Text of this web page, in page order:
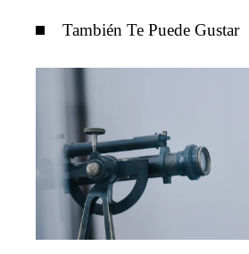
También Te Puede Gustar